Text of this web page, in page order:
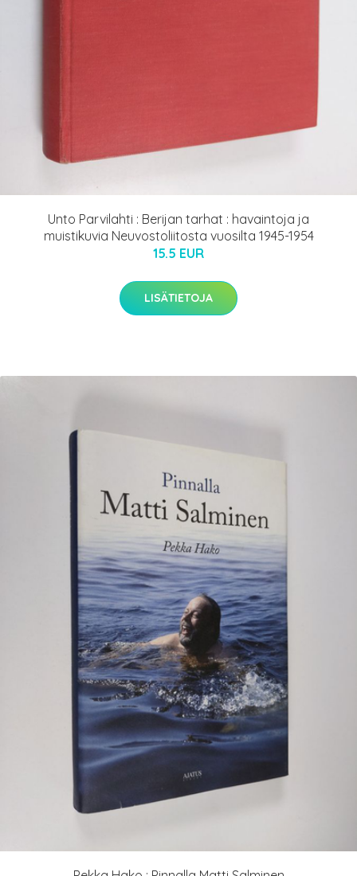
Unto Parvilahti : Berijan tarhat : havaintoja ja
muistikuvia Neuvostoliitosta vuosilta 1945-1954
15.5 EUR
LISÄTIETOJA